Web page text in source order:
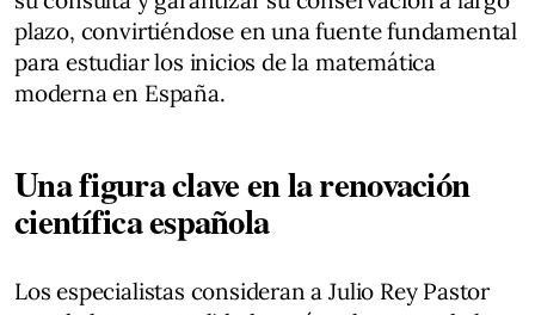
plazo, convirtiéndose en una fuente fundamental
para estudiar los inicios de la matemática
moderna en España.
Una figura clave en la renovación
científica española
Los especialistas consideran a Julio Rey Pastor